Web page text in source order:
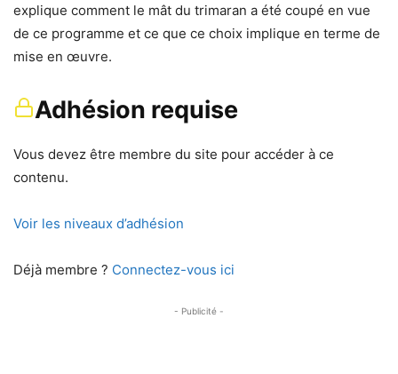
explique comment le mât du trimaran a été coupé en vue
de ce programme et ce que ce choix implique en terme de
mise en œuvre.
Adhésion requise
Vous devez être membre du site pour accéder à ce
contenu.
Voir les niveaux d’adhésion
Déjà membre ? Connectez-vous ici
- Publicité -